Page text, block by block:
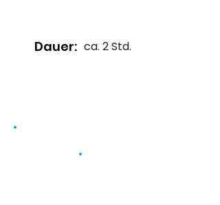
Dauer: ca. 2 Std.